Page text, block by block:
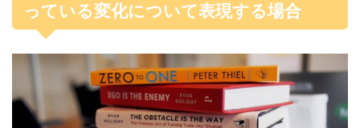
っている変化について表現する場合